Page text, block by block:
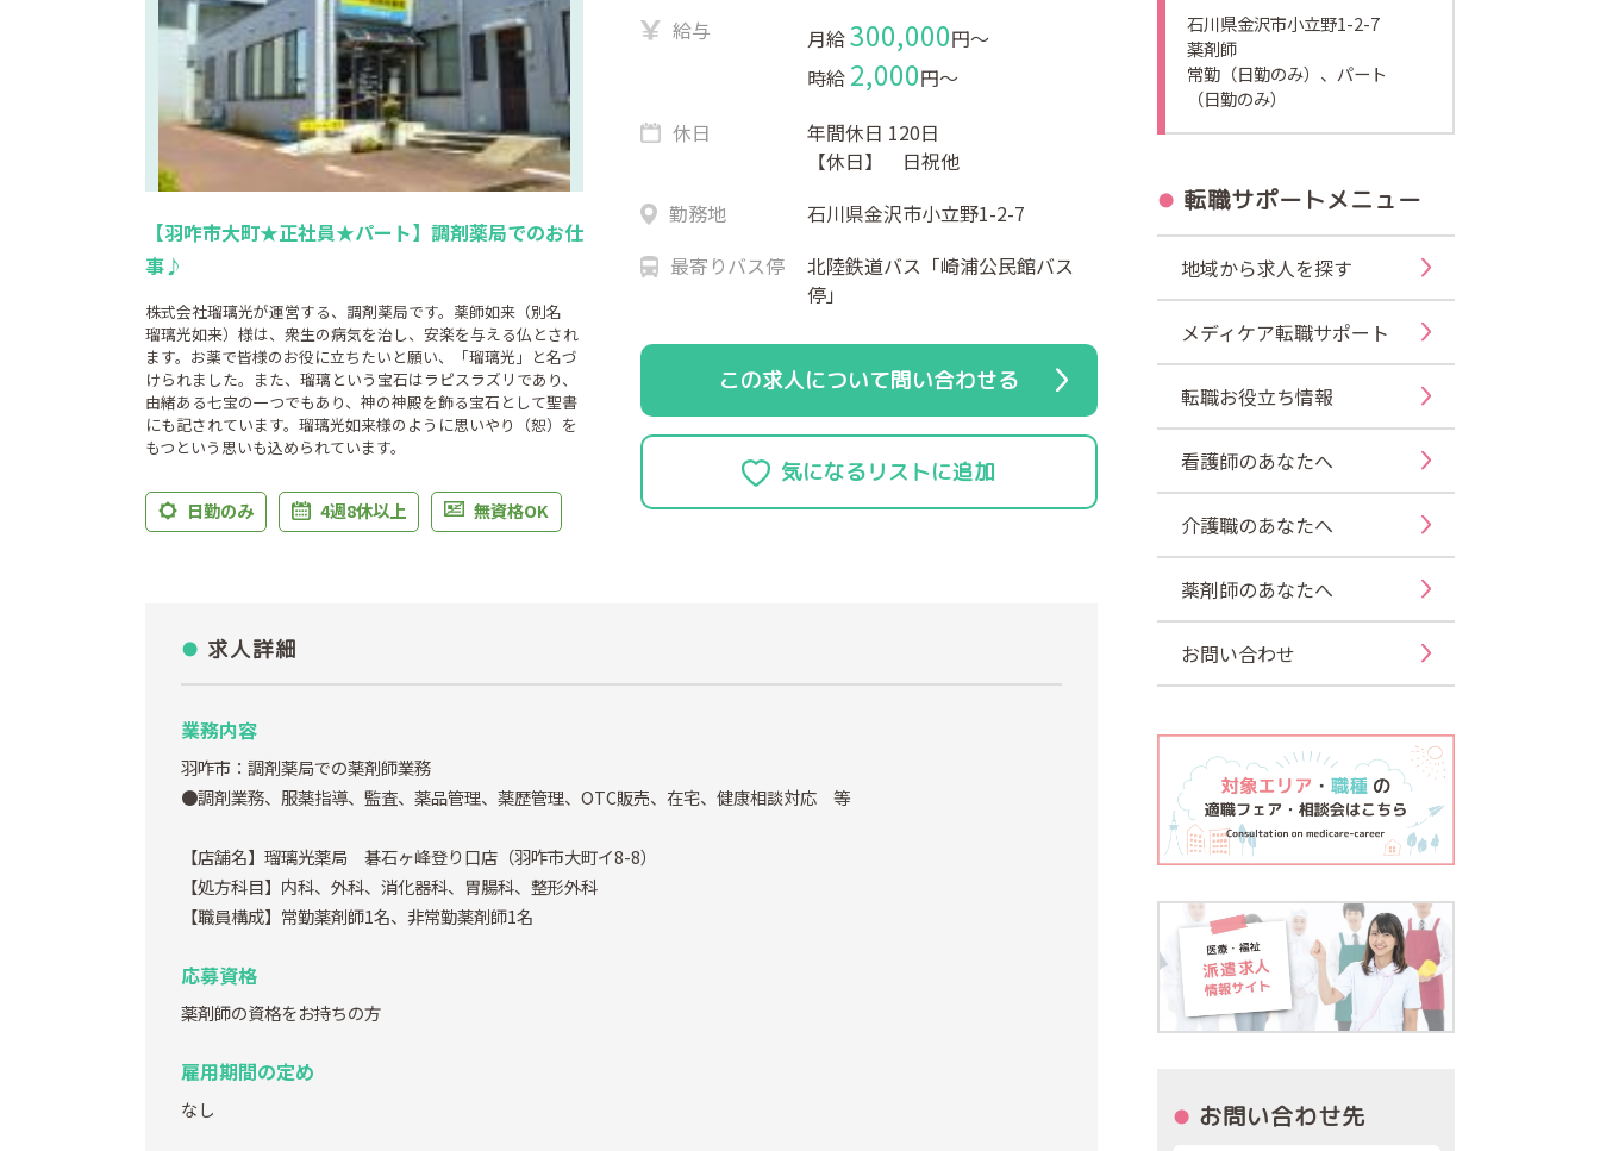
【羽咋市大町★正社員★パート】調剤薬局でのお仕
事♪
株式会社瑠璃光が運営する、調剤薬局です。薬師如来（別名
瑠璃光如来）様は、衆生の病気を治し、安楽を与える仏とされ
ます。お薬で皆様のお役に立ちたいと願い、「瑠璃光」と名づ
けられました。また、瑠璃という宝石はラピスラズリであり、
由緒ある七宝の一つでもあり、神の神殿を飾る宝石として聖書
にも記されています。瑠璃光如来様のように思いやり（恕）を
もつという思いも込められています。
日勤のみ 4週8休以上 無資格OK
給与
月給300,000円〜
時給 2,000円〜
休日
年間休日 120日
【休日】 日祝他
勤務地
石川県金沢市小立野1-2-7
最寄りバス停
北陸鉄道バス「崎浦公民館バス
停」
この求人について問い合わせる
求人詳細
業務内容
羽咋市：調剤薬局での薬剤師業務
●調剤業務、服薬指導、監査、薬品管理、薬歴管理、OTC販売、在宅、健康相談対応 等
【店舗名】瑠璃光薬局 碁石ヶ峰登り口店（羽咋市大町イ8-8）
【処方科目】内科、外科、消化器科、胃腸科、整形外科
【職員構成】常勤薬剤師1名、非常勤薬剤師1名
応募資格
薬剤師の資格をお持ちの方
雇用期間の定め
なし
石川県金沢市小立野1-2-7
薬剤師
常勤（日勤のみ）、パート
（日勤のみ）
転職サポートメニュー
地域から求人を探す
メディケア転職サポート
転職お役立ち情報
看護師のあなたへ
介護職のあなたへ
薬剤師のあなたへ
お問い合わせ
お問い合わせ先